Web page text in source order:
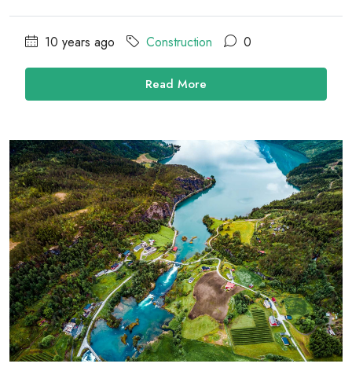
10 years ago Construction 0
Read More